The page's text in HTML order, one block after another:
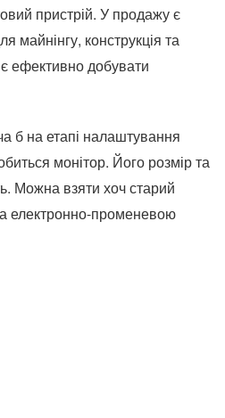
пристрій. У продажу є
майнінгу, конструкція та
ефективно добувати
б на етапі налаштування
монітор. Його розмір та
Можна взяти хоч старий
електронно-променевою